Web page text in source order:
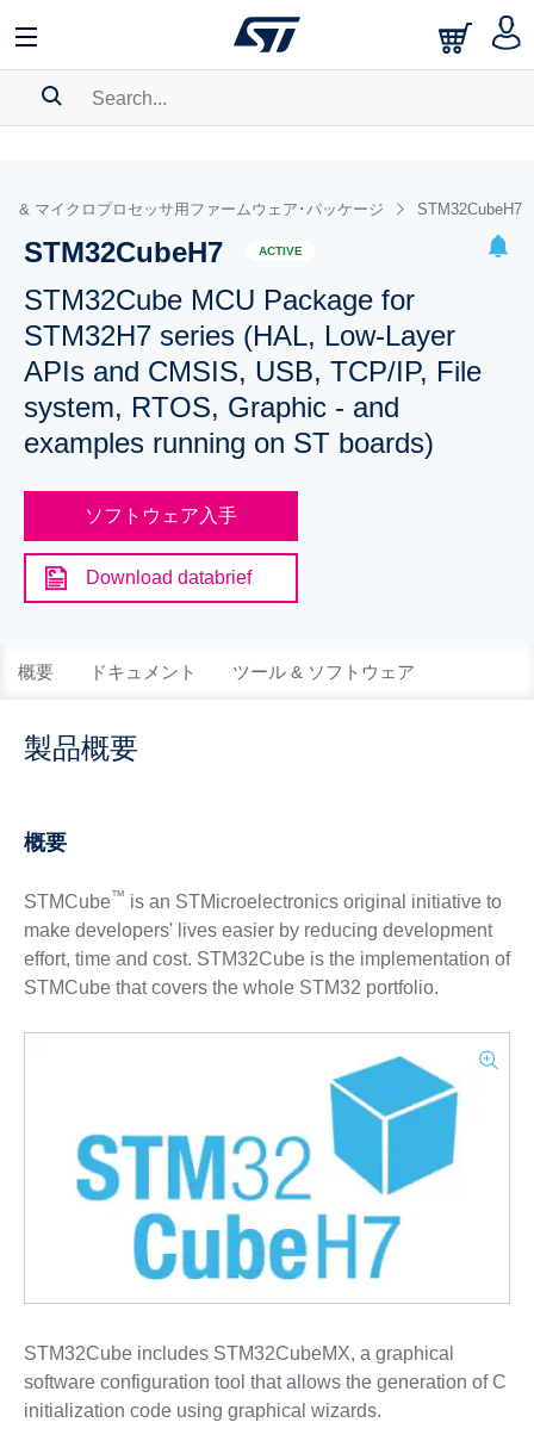
BOOKMARK
Pleaselog into show your saved searches.
& マイクロプロセッサ用ファームウェア･パッケージ STM32CubeH7
STM32CubeH7 ACTIVE
STM32Cube MCU Package for
STM32H7 series (HAL, Low-Layer
APIs and CMSIS, USB, TCP/IP, File
system, RTOS, Graphic - and
examples running on ST boards)
ソフトウェア入手
Download databrief
概要 ドキュメント ツール & ソフトウェア
製品概要
概要
STMCube™ is an STMicroelectronics original initiative to
make developers' lives easier by reducing development
effort, time and cost. STM32Cube is the implementation of
STMCube that covers the whole STM32 portfolio.
STM32Cube includes STM32CubeMX, a graphical
software configuration tool that allows the generation of C
initialization code using graphical wizards.